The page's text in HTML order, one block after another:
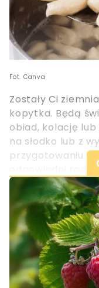
Fot. Canva
Zostały Ci
kopytka. Będą
obiad, kolację
na słodko lub z
przygotowaniu
odpowiedni